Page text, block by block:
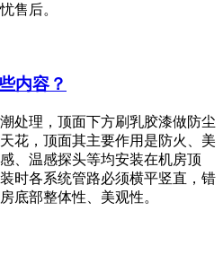
售后。
内容？
处理，顶面下方刷乳胶漆做防尘
花，顶面其主要作用是防火、美
、温感探头等均安装在机房顶
时各系统管路必须横平竖直，错
底部整体性、美观性。